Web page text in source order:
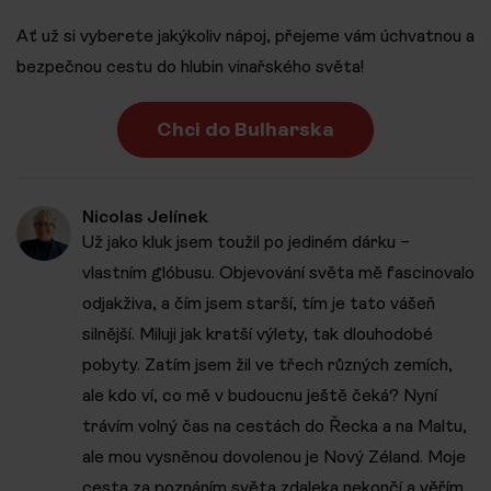
Ať už si vyberete jakýkoliv nápoj, přejeme vám úchvatnou a
bezpečnou cestu do hlubin vinařského světa!
Chci do Bulharska
Nicolas Jelínek
Už jako kluk jsem toužil po jediném dárku –
vlastním glóbusu. Objevování světa mě fascinovalo
odjakživa, a čím jsem starší, tím je tato vášeň
silnější. Miluji jak kratší výlety, tak dlouhodobé
pobyty. Zatím jsem žil ve třech různých zemích,
ale kdo ví, co mě v budoucnu ještě čeká? Nyní
trávím volný čas na cestách do Řecka a na Maltu,
ale mou vysněnou dovolenou je Nový Zéland. Moje
cesta za poznáním světa zdaleka nekončí a věřím,